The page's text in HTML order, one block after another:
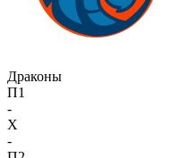
Драконы
П1
-
X
-